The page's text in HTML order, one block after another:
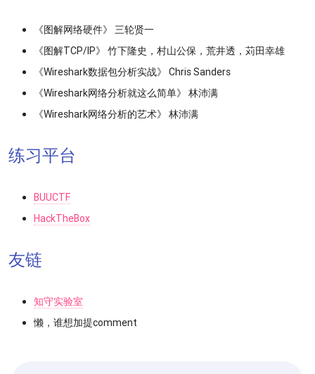
《图解网络硬件》 三轮贤一
《图解TCP/IP》 竹下隆史，村山公保，荒井透，苅田幸雄
《Wireshark数据包分析实战》 Chris Sanders
《Wireshark网络分析就这么简单》 林沛满
《Wireshark网络分析的艺术》 林沛满
练习平台
BUUCTF
HackTheBox
友链
知守实验室
懒，谁想加提comment